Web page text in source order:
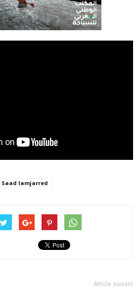
Saad lamjarred
Article suivant